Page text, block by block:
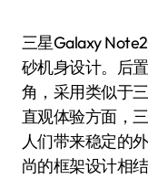
三星Galaxy
砂机身设计。后
角，采用类似于
直观体验方面，
人们带来稳定的
尚的框架设计相